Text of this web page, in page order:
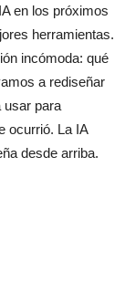
en los próximos
herramientas.
incómoda: qué
a rediseñar
usar para
ocurrió. La IA
desde arriba.